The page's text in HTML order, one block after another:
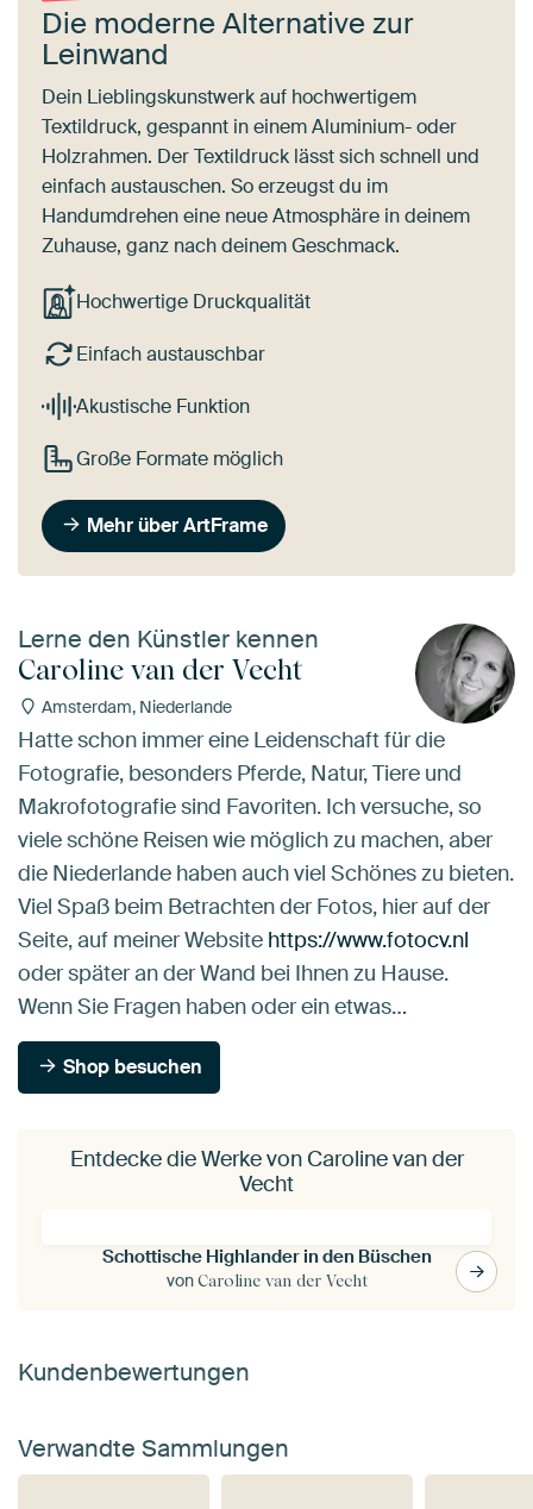
Die moderne Alternative zur
Leinwand
Dein Lieblingskunstwerk auf hochwertigem
Textildruck, gespannt in einem Aluminium- oder
Holzrahmen. Der Textildruck lässt sich schnell und
einfach austauschen. So erzeugst du im
Handumdrehen eine neue Atmosphäre in deinem
Zuhause, ganz nach deinem Geschmack.
Hochwertige Druckqualität
Einfach austauschbar
Akustische Funktion
Große Formate möglich
Mehr über ArtFrame
Lerne den Künstler kennen
Caroline van der Vecht
Amsterdam, Niederlande
Hatte schon immer eine Leidenschaft für die
Fotografie, besonders Pferde, Natur, Tiere und
Makrofotografie sind Favoriten. Ich versuche, so
viele schöne Reisen wie möglich zu machen, aber
die Niederlande haben auch viel Schönes zu bieten.
Viel Spaß beim Betrachten der Fotos, hier auf der
Seite, auf meiner Website https://www.fotocv.nl
oder später an der Wand bei Ihnen zu Hause.
Wenn Sie Fragen haben oder ein etwas…
Shop besuchen
Entdecke die Werke von Caroline van der
Vecht
Schottische Highlander in den Büschen
vonCaroline van der Vecht
Kundenbewertungen
Verwandte Sammlungen